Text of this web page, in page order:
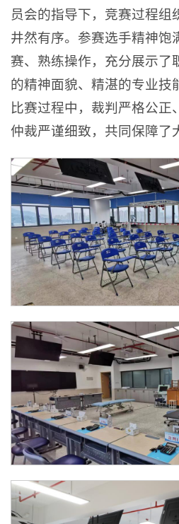
员会的指导下，竞赛过程组
井然有序。参赛选手精神饱
赛、熟练操作，充分展示了
的精神面貌、精湛的专业技
比赛过程中，裁判严格公正
仲裁严谨细致，共同保障了